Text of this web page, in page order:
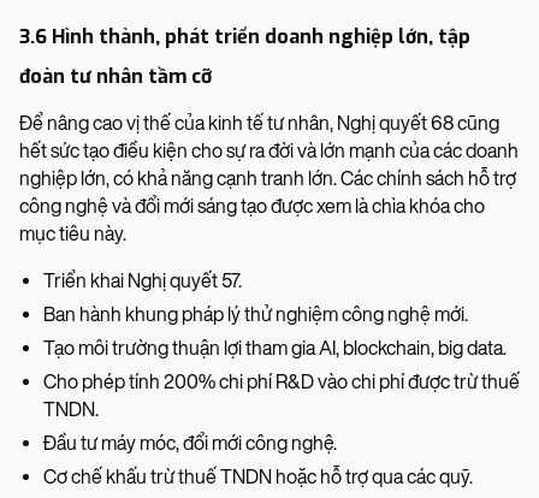
3.6 Hình thành, phát triển doanh nghiệp lớn, tập
đoàn tư nhân tầm cỡ
Để nâng cao vị thế của kinh tế tư nhân, Nghị quyết 68 cũng
hết sức tạo điều kiện cho sự ra đời và lớn mạnh của các doanh
nghiệp lớn, có khả năng cạnh tranh lớn. Các chính sách hỗ trợ
công nghệ và đổi mới sáng tạo được xem là chìa khóa cho
mục tiêu này.
Triển khai Nghị quyết 57.
Ban hành khung pháp lý thử nghiệm công nghệ mới.
Tạo môi trường thuận lợi tham gia AI, blockchain, big data.
Cho phép tính 200% chi phí R&D vào chi phí được trừ thuế
TNDN.
Đầu tư máy móc, đổi mới công nghệ.
Cơ chế khấu trừ thuế TNDN hoặc hỗ trợ qua các quỹ.